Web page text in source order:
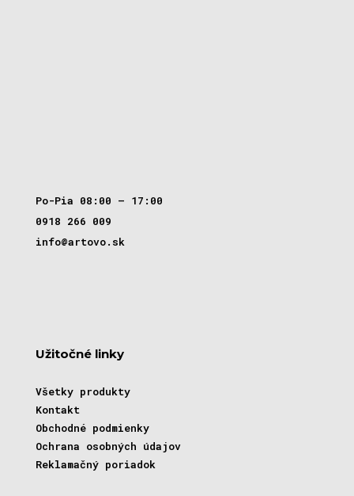
Po-Pia 08:00 – 17:00
0918 266 009
info@artovo.sk
Užitočné linky
Všetky produkty
Kontakt
Obchodné podmienky
Ochrana osobných údajov
Reklamačný poriadok